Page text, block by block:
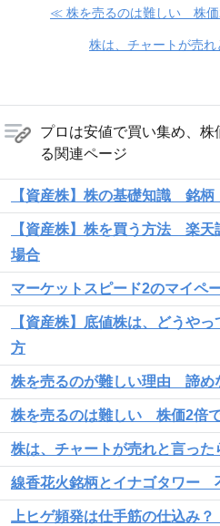
≪ 株を売るのは難しい 株価
株は、チャートが売
プロは安値で買い集め、
る関連ページ
【資産株】株の基礎知識 銘柄
【資産株】株を買う方法 楽天
場合
マーケットスピード2のマイペ
【資産株】底値株は、どうや
方
株を売るのが難しい理由 諦め
株を売るのは難しい 株価2倍
株は、チャートが売れと言った
線香花火銘柄とイナゴタワー
上ヒゲ頻発は仕手筋の仕込み